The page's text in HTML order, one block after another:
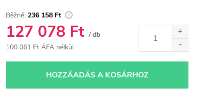
236 158 Ft
127 078 Ft / db
100 061 Ft ÁFA nélkül
HOZZÁADÁS A KOSÁRHOZ